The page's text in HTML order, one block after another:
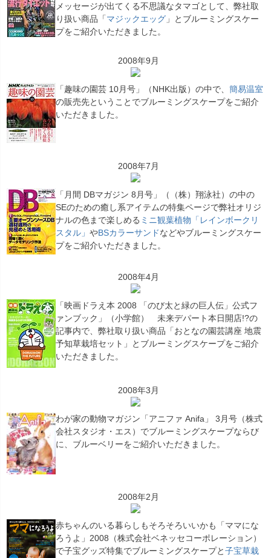
メッセージが出てくる不思議なタマゴとして、弊社取
り扱い商品「マジックエッグ 」とブルーミングスケー
プをご紹介いただきました。
2008年9月
「趣味の園芸 10月号」（NHK出版）の中で、 簡易温室
の販売先ということでブルーミングスケープをご紹介
いただきました。
2008年7月
「月間 DBマガジン 8月号」（（株）翔泳社）の中の
SEのための癒し系アイテムの特集ページで弊社オリジ
ナルの色まで楽しめる ミニ観葉植物「レインボークリ
スタル」 やBSカラーサンドなどやブルーミングスケー
プをご紹介いただきました。
2008年4月
「映画ドラえ本 2008 「のび太と緑の巨人伝」公式フ
ァンブック」（小学館） 未来デパート本日開店!?の
記事内で、弊社取り扱い商品「おとなの園芸講座 地震
予知草栽培セット」とブルーミングスケープをご紹介
いただきました。
2008年3月
わが家の動物マガジン「アニファ Anifa」 3月号（株式
会社スタジオ・エス）でブルーミングスケープならび
に、ブルーベリーをご紹介いただきました。
2008年2月
赤ちゃんのいる暮らしもそろそろいいかも「ママにな
ろうよ」2008（株式会社ベネッセコーポレーション）
で子宝グッズ特集でブルーミングスケープと子宝草栽